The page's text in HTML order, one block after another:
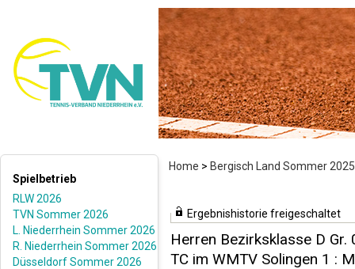
Home > Bergisch Land Sommer 2025
Spielbetrieb
RLW 2026
TVN Sommer 2026
L. Niederrhein Sommer 2026
R. Niederrhein Sommer 2026
Düsseldorf Sommer 2026
Ergebnishistorie freigeschaltet
Herren Bezirksklasse D Gr.
TC im WMTV Solingen 1 :